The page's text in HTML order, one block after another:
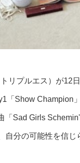
リプルエス）が12
「Show Champion
Sad Girls
分の可能性を信